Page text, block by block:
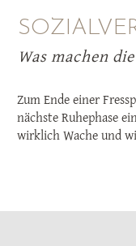
Was machen
Zum Ende einer
nächste Ruhephase
wirklich Wache und